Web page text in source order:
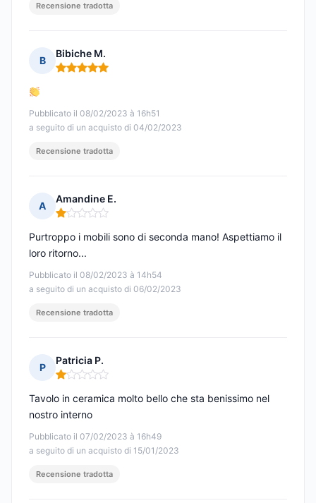
Recensione tradotta
B
Bibiche M.
Nota: 5 su 5
Pubblicato il 08/02/2023 à 16h51
a seguito di un acquisto di 04/02/2023
Recensione tradotta
A
Amandine E.
Nota: 1 su 5
Pubblicato il 08/02/2023 à 14h54
a seguito di un acquisto di 06/02/2023
Purtroppo i mobili sono di seconda mano! Aspettiamo il
loro ritorno...
Recensione tradotta
P
Patricia P.
Nota: 1 su 5
Pubblicato il 07/02/2023 à 16h49
a seguito di un acquisto di 15/01/2023
Tavolo in ceramica molto bello che sta benissimo nel
nostro interno
Recensione tradotta